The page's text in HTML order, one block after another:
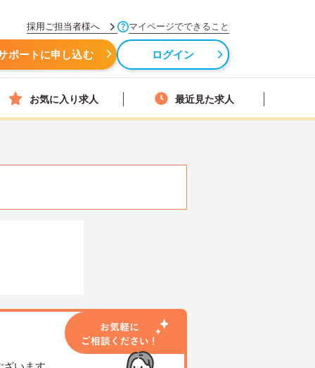
採用ご担当者様へ マイページでできること
ポートに申し込む ログイン
お気に入り求人 最近見た求人